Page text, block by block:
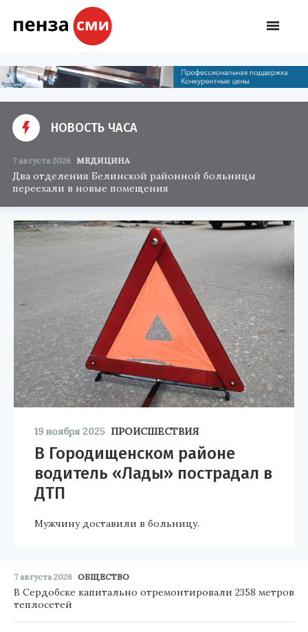
НОВОСТЬ ЧАСА
7 августа 2026 МЕДИЦИНА
Два отделения Белинской районной больницы
переехали в новые помещения
19 ноября 2025 ПРОИСШЕСТВИЯ
В Городищенском районе
водитель «Лады» пострадал в
ДТП
Мужчину доставили в больницу.
7 августа 2026 ОБЩЕСТВО
В Сердобске капитально отремонтировали 2358 метров
теплосетей